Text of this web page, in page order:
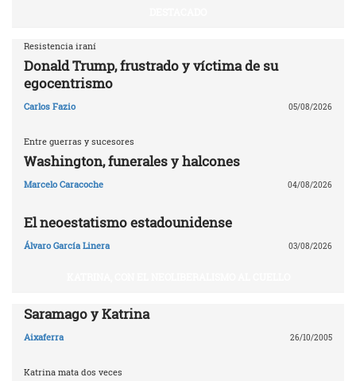
Resistencia iraní
Donald Trump, frustrado y víctima de su
egocentrismo
Carlos Fazio 05/08/2026
Entre guerras y sucesores
Washington, funerales y halcones
Marcelo Caracoche 04/08/2026
El neoestatismo estadounidense
Álvaro García Linera 03/08/2026
Saramago y Katrina
Aixaferra 26/10/2005
Katrina mata dos veces